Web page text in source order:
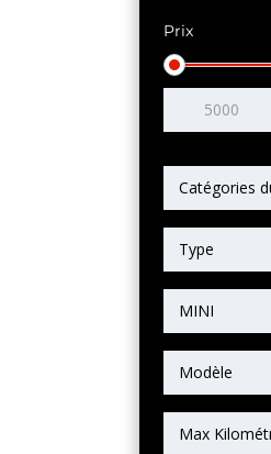
Prix
Catégories
Type
MINI
Modèle
Max